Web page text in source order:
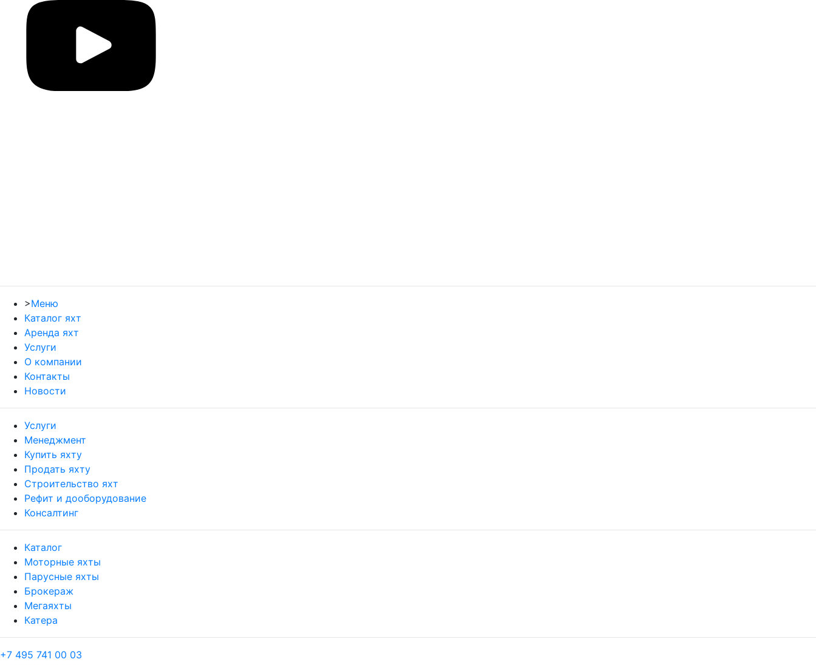
>Меню
Каталог яхт
Аренда яхт
Услуги
О компании
Контакты
Новости
Услуги
Менеджмент
Купить яхту
Продать яхту
Строительство яхт
Рефит и дооборудование
Консалтинг
Каталог
Моторные яхты
Парусные яхты
Брокераж
Мегаяхты
Катера
+7 495 741 00 03